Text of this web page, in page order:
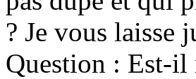
? Je vous laisse
Question : Est-